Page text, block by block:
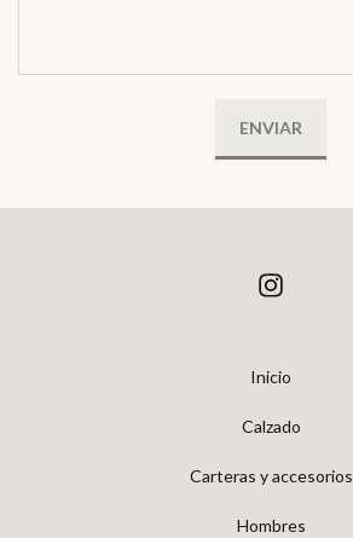
Inicio
Calzado
Carteras y accesorios
Hombres